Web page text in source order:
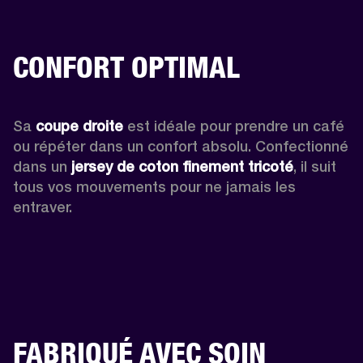
CONFORT OPTIMAL
Sa coupe droite est idéale pour prendre un café
ou répéter dans un confort absolu. Confectionné
dans un jersey de coton finement tricoté, il suit
tous vos mouvements pour ne jamais les
entraver.
FABRIQUÉ AVEC SOIN